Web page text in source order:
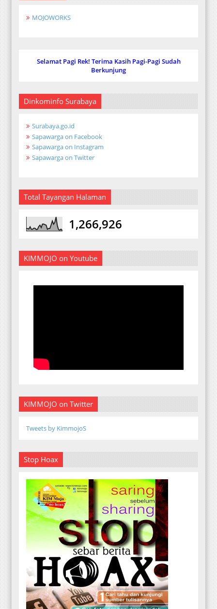
MOJOWORKS
Selamat Pagi Rek! Terima Kasih Pagi-Pagi Sudah
Berkunjung
Dinkominfo Surabaya
Surabaya.go.id
Sapawarga on Facebook
Sapawarga on Instagram
Sapawarga on Twitter
Total Tayangan Halaman
1,266,926
KIMMOJO on Youtube
KIMMOJO on Twitter
Tweets by KimmojoS
Stop Hoax